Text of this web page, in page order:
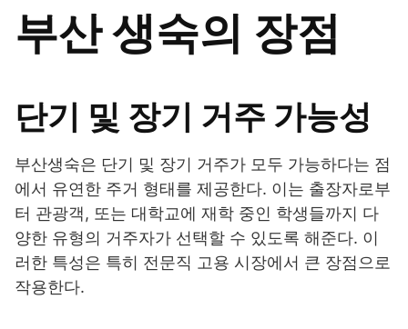
부산 생숙의 장점
단기 및 장기 거주 가능성
부산생숙은 단기 및 장기 거주가 모두 가능하다는 점
에서 유연한 주거 형태를 제공한다. 이는 출장자로부
터 관광객, 또는 대학교에 재학 중인 학생들까지 다
양한 유형의 거주자가 선택할 수 있도록 해준다. 이
러한 특성은 특히 전문직 고용 시장에서 큰 장점으로
작용한다.